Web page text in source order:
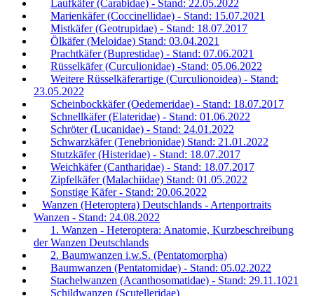
Laufkäfer (Carabidae) - Stand: 22.05.2022
Marienkäfer (Coccinellidae) - Stand: 15.07.2021
Mistkäfer (Geotrupidae) - Stand: 18.07.2017
Ölkäfer (Meloidae) Stand: 03.04.2021
Prachtkäfer (Buprestidae) - Stand: 07.06.2021
Rüsselkäfer (Curculionidae) -Stand: 05.06.2022
Weitere Rüsselkäferartige (Curculionoidea) - Stand:
23.05.2022
Scheinbockkäfer (Oedemeridae) - Stand: 18.07.2017
Schnellkäfer (Elateridae) - Stand: 01.06.2022
Schröter (Lucanidae) - Stand: 24.01.2022
Schwarzkäfer (Tenebrionidae) Stand: 21.01.2022
Stutzkäfer (Histeridae) - Stand: 18.07.2017
Weichkäfer (Cantharidae) - Stand: 18.07.2017
Zipfelkäfer (Malachiidae) Stand: 01.05.2022
Sonstige Käfer - Stand: 20.06.2022
Wanzen (Heteroptera) Deutschlands - Artenportraits
Wanzen - Stand: 24.08.2022
1. Wanzen - Heteroptera: Anatomie, Kurzbeschreibung
der Wanzen Deutschlands
2. Baumwanzen i.w.S. (Pentatomorpha)
Baumwanzen (Pentatomidae) - Stand: 05.02.2022
Stachelwanzen (Acanthosomatidae) - Stand: 29.11.1021
Schildwanzen (Scutelleridae)